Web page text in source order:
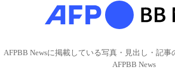
AFPBB Newsに掲載している写真・見出し・記
AFPBB News